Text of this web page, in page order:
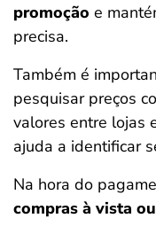
promoção e
precisa.
Também é
pesquisar preços
valores entre lojas
ajuda a identificar
Na hora do
compras à vista